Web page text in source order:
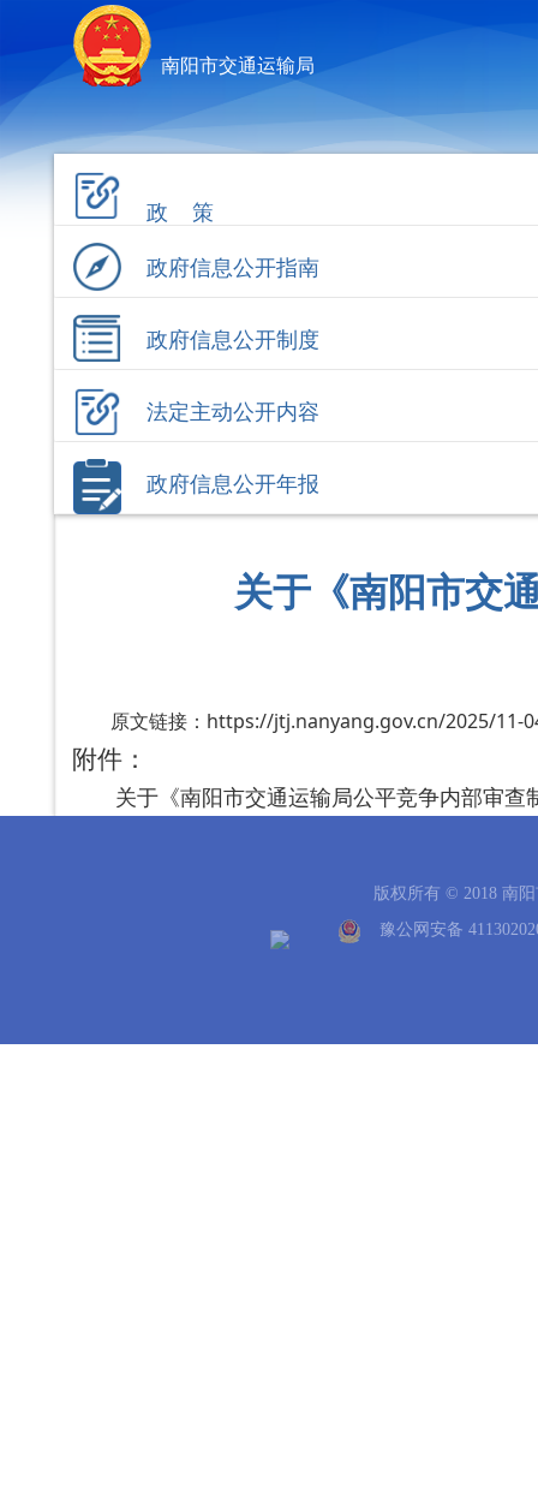
南阳市交通运输局
政 策
政府信息公开指南
政府信息公开制度
法定主动公开内容
政府信息公开年报
关于《南阳市交
原文链接：https://jtj.nanyang.gov.cn/2025/11-
附件：
关于《南阳市交通运输局公平竞争内部审查
版权所有 © 2018 南
豫公网安备